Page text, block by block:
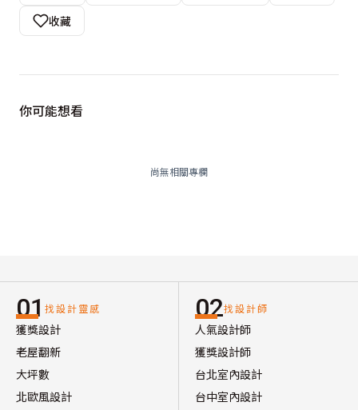
收藏
你可能想看
尚無相關專欄
01 找設計靈感
獲獎設計
老屋翻新
大坪數
北歐風設計
02找設計師
人氣設計師
獲獎設計師
台北室內設計
台中室內設計